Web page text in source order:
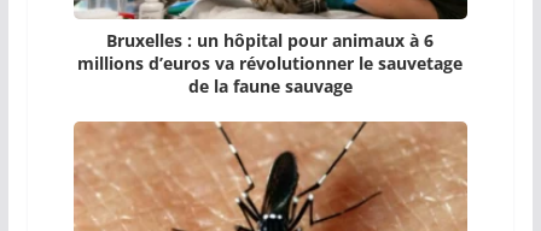
Bruxelles : un hôpital pour animaux à 6
millions d’euros va révolutionner le sauvetage
de la faune sauvage